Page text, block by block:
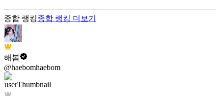
종합 랭킹종합 랭킹 더보기
해봄
@haebomhaebom